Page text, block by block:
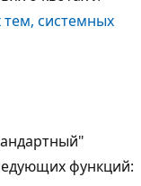
тем, системных
функций: